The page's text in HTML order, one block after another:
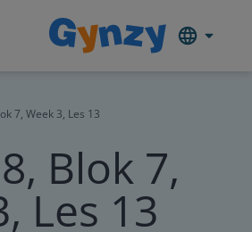
7, Week 3, Les 13
Blok 7,
Les 13